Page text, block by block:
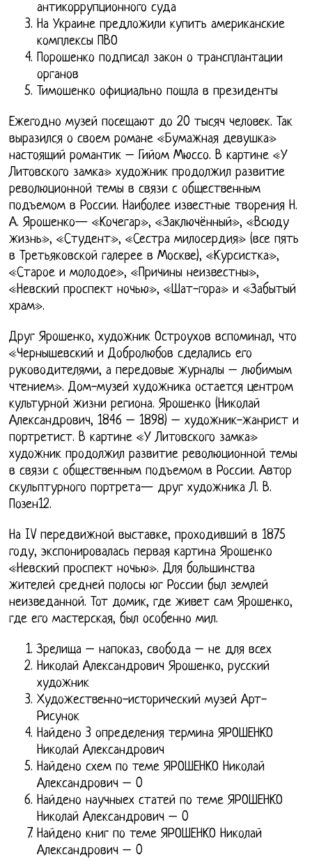
антикоррупционного суда
На Украине предложили купить американские
комплексы ПВО
Порошенко подписал закон о трансплантации
органов
Тимошенко официально пошла в президенты
Ежегодно музей посещают до 20 тысяч человек. Так
выразился о своем романе «Бумажная девушка»
настоящий романтик – Гийом Мюссо. В картине «У
Литовского замка» художник продолжил развитие
революционной темы в связи с общественным
подъемом в России. Наиболее известные творения Н.
А. Ярошенко— «Кочегар», «Заключённый», «Всюду
жизнь», «Студент», «Сестра милосердия» (все пять
в Третьяковской галерее в Москве), «Курсистка»,
«Старое и молодое», «Причины неизвестны»,
«Невский проспект ночью», «Шат-гора» и «Забытый
храм».
Друг Ярошенко, художник Остроухов вспоминал, что
«Чернышевский и Добролюбов сделались его
руководителями, а передовые журналы – любимым
чтением». Дом-музей художника остается центром
культурной жизни региона. Ярошенко (Николай
Александрович, 1846 – 1898) – художник-жанрист и
портретист. В картине «У Литовского замка»
художник продолжил развитие революционной темы
в связи с общественным подъемом в России. Автор
скульптурного портрета— друг художника Л. В.
Позен12.
На IV передвижной выставке, проходивший в 1875
году, экспонировалась первая картина Ярошенко
«Невский проспект ночью». Для большинства
жителей средней полосы юг России был землей
неизведанной. Тот домик, где живет сам Ярошенко,
где его мастерская, был особенно мил.
Зрелища – напоказ, свобода – не для всех
Николай Александрович Ярошенко, русский
художник
Художественно-исторический музей Арт-
Рисунок
Найдено 3 определения термина ЯРОШЕНКО
Николай Александрович
Найдено схем по теме ЯРОШЕНКО Николай
Александрович – 0
Найдено научныех статей по теме ЯРОШЕНКО
Николай Александрович – 0
Найдено книг по теме ЯРОШЕНКО Николай
Александрович – 0